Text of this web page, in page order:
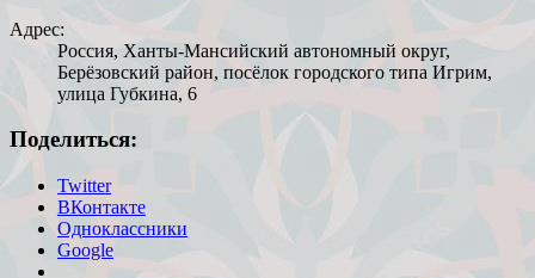
Адрес:
Россия, Ханты-Мансийский автономный округ,
Берёзовский район, посёлок городского типа Игрим,
улица Губкина, 6
Поделиться:
Twitter
ВКонтакте
Одноклассники
Google